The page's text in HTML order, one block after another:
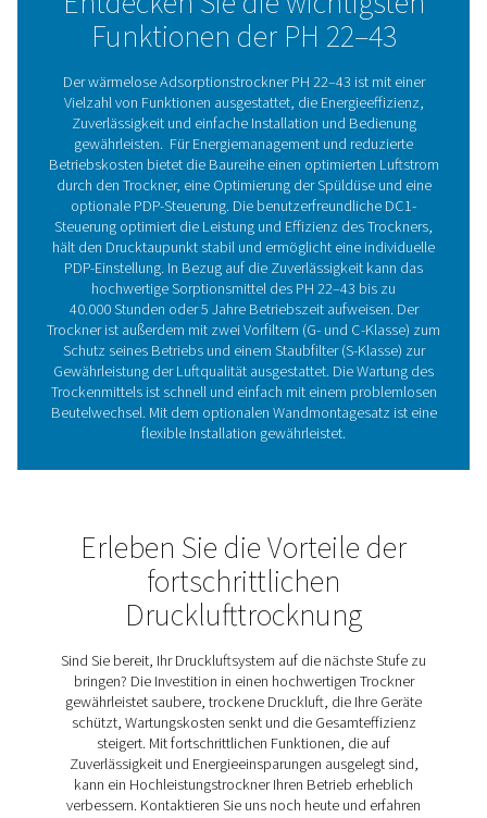
die ideale Lösung. Unser wärmeloser
22–43 gewährleistet einen Taupunkt von nur 20 °C/-4 °F
-40 °C/-40 °F sowie fortschrittliche
seines optimierten Luftstroms und Regenerationszyklus.
Die neue PH 22–43 ist einfach zu installieren, zu
zu warten. Dank seiner fortschrittlichen DC1-Steuerung
eine überlegene Trocknungsleistung und
einer Auswahl an Taupunkten und einer Reihe optionaler
Funktionen erfüllt die PH sicherlich die spezifischen
Anforderungen Ihrer Anwendung.
Adsorptionstrockner verwenden Trockenmittel,
Feuchtigkeit in der Druckluft zu adsorbieren. Sie
Feuchtigkeit aus seinem gesättigten Trockenmittel,
regenerieren, d. h. um es für einen neuen
vorzubereiten. Der PH 22–43 verwendet für
Regenerationsprozess trockene, expandierte
Entdecken Sie die
Funktionen der PH